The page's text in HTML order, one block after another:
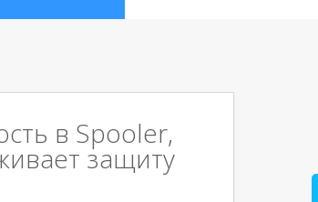
в Spooler,
защиту